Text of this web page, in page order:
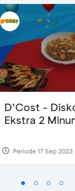
Diskon 50%
2023